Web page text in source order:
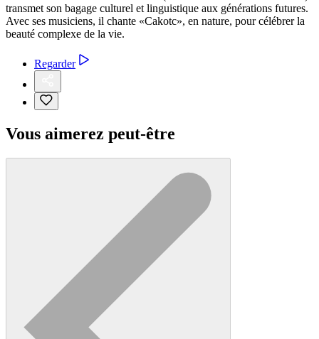
transmet son bagage culturel et linguistique aux générations futures.
Avec ses musiciens, il chante «Cakotc», en nature, pour célébrer la
beauté complexe de la vie.
Regarder
Vous aimerez peut-être